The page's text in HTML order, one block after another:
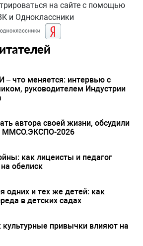
на сайте с помощью
и Одноклассники
– что меняется: интервью с
руководителем Индустрии
автора своей жизни, обсудили
ММСО.ЭКСПО-2026
как лицеисты и педагог
обелиск
одних и тех же детей: как
в детских садах
культурные привычки влияют на